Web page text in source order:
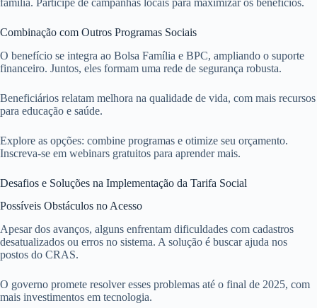
Combinação com Outros Programas Sociais
O benefício se integra ao Bolsa Família e BPC, ampliando o suporte
financeiro. Juntos, eles formam uma rede de segurança robusta.
Beneficiários relatam melhora na qualidade de vida, com mais recursos
para educação e saúde.
Explore as opções: combine programas e otimize seu orçamento.
Inscreva-se em webinars gratuitos para aprender mais.
Desafios e Soluções na Implementação da Tarifa Social
Possíveis Obstáculos no Acesso
Apesar dos avanços, alguns enfrentam dificuldades com cadastros
desatualizados ou erros no sistema. A solução é buscar ajuda nos
postos do CRAS.
O governo promete resolver esses problemas até o final de 2025, com
mais investimentos em tecnologia.